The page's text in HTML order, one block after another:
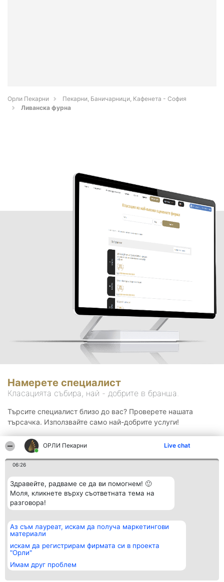
ОРЛИ Пекарни Live chat
06:26
Здравейте, радваме се да ви помогнем! 🙂
Моля, кликнете върху съответната тема на
разговора!
Аз съм лауреат, искам да получа маркетингови
материали
искам да регистрирам фирмата си в проекта
"Орли"
Имам друг проблем
Орли Пекарни
Пекарни, Баничарници, Кафенета - София
Ливанска фурна
Намерете специалист
Класацията събира, най - добрите в бранша.
Търсите специалист близо до вас? Проверете нашата
търсачка. Използвайте само най-добрите услуги!
Организатор на
класиране
BulevardulAleea Timișul De
Sus Nr. 2, Bl. A30, Sc. A, Et.
4, Ap. 13
București 53-238
Класация
всички
Статут/Устав
Контакти